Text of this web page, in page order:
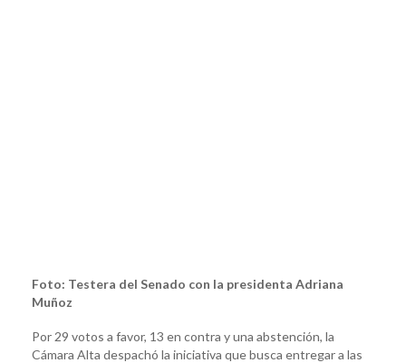
Foto: Testera del Senado con la presidenta Adriana
Muñoz
Por 29 votos a favor, 13 en contra y una abstención, la
Cámara Alta despachó la iniciativa que busca entregar a las